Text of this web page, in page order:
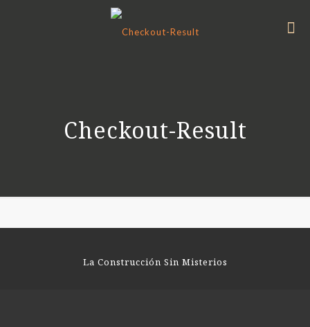
Checkout-Result
La Construcción Sin Misterios